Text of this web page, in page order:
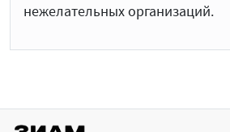
нежелательных организаций.